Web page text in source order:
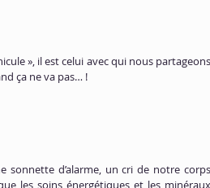
», il est celui avec qui nous partageons
ça ne va pas… !
sonnette d’alarme, un cri de notre corps
les soins énergétiques et les minéraux